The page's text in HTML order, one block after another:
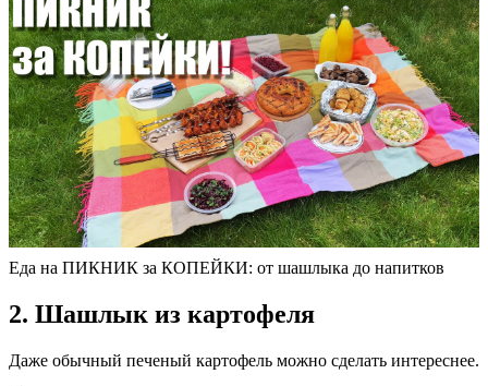
Еда на ПИКНИК за КОПЕЙКИ: от шашлыка до напитков
2. Шашлык из картофеля
Даже обычный печеный картофель можно сделать интереснее.